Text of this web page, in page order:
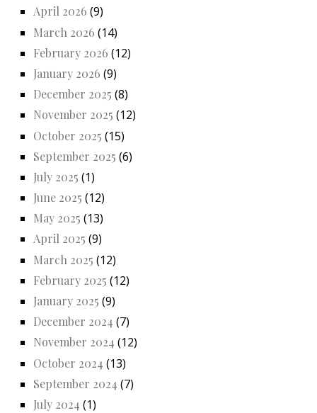
April 2026 (9)
March 2026 (14)
February 2026 (12)
January 2026 (9)
December 2025 (8)
November 2025 (12)
October 2025 (15)
September 2025 (6)
July 2025 (1)
June 2025 (12)
May 2025 (13)
April 2025 (9)
March 2025 (12)
February 2025 (12)
January 2025 (9)
December 2024 (7)
November 2024 (12)
October 2024 (13)
September 2024 (7)
July 2024 (1)